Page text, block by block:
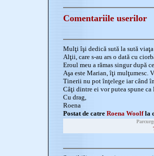
Comentariile userilor
Mulţi îşi dedică sută la sută
Alţii, care s-au ars o dată cu
Eroul meu a rămas singur după
Aşa este Marian, îţi mulţumesc.
Tinerii nu pot înţelege iar când
Câţi dintre ei vor putea spune
Cu drag,
Roena
Postat de catre Roena Woolfla